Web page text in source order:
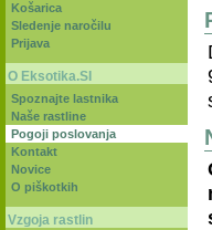
Košarica
Sledenje naročilu
Prijava
O Eksotika.SI
Spoznajte lastnika
Naše rastline
Pogoji poslovanja
Kontakt
Novice
O piškotkih
Vzgoja rastlin